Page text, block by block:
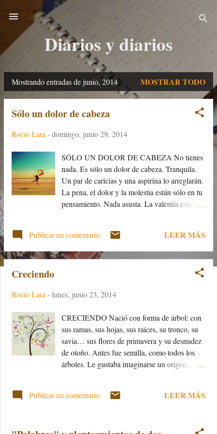
Diarios y diarios
E
Mostrando entradas de junio, 2014 MOSTRAR TODO
Sólo un dolor de cabeza
Rocío Lara -domingo, junio 29, 2014
SÓLO UN DOLOR DE CABEZA No tienes
nada. Es sólo un dolor de cabeza. Tranquila.
Un par de caricias y una aspirina lo arreglarán.
La pena, el dolor y la molestia están sólo en tu
pensamiento. Nada asusta. La valentía está en
una aspirina. Hacia adelante siempre se puede.
No te detengas . Sólo una pausa para pararte a
pensar. Osado a veces si la ocasión lo merece,
porque para atrás la cosa no funciona. Pasito a
en pie. Coge aire, respira. Lánzate a zancadas
Publicar un comentario LEER MÁS
Creciendo
Rocío Lara -lunes, junio 23, 2014
CRECIENDO Nació con forma de árbol: con
sus ramas, sus hojas, sus raíces, su tronco, su
savia… sus flores de primavera y su desnudez
de otoño. Antes fue semilla, como todos los
árboles. Le gustaba imaginarse un origen
raíces. Un buen lugar donde afincarse, donde
Publicar un comentario LEER MÁS